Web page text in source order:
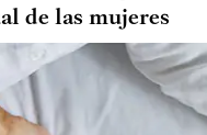
de las mujeres